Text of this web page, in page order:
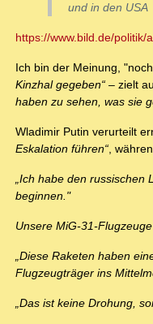
und in den USA
https://www.bild.de/
Ich bin der Meinung,
Kinzhal gegeben“ – zielt
haben zu sehen, was sie
Wladimir Putin verurteilt
Eskalation führen“,
„Ich habe den russischen
beginnen."
Unsere MiG-31-
„Diese Raketen haben
Flugzeugträger ins
„Das ist keine Drohung,